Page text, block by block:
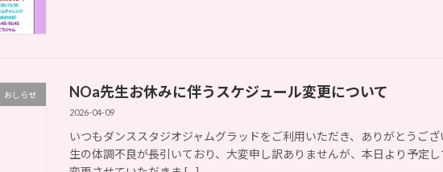
おしらせ NOa先生お休みに伴うスケジュール変更について
2026-04-09
いつもダンススタジオジャムグラッドをご利用いただき、ありがとうご
生の体調不良が長引いており、大変申し訳ありませんが、本日より予定